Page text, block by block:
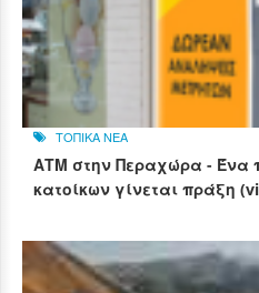
ΤΟΠΙΚΑ ΝΕΑ
ΑΤΜ στην Περαχώρα - Ένα
κατοίκων γίνεται πράξη